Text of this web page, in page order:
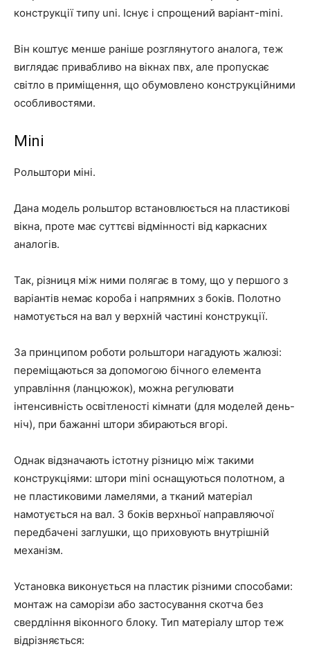
конструкції типу uni. Існує і спрощений варіант-mini.
Він коштує менше раніше розглянутого аналога, теж
виглядає привабливо на вікнах пвх, але пропускає
світло в приміщення, що обумовлено конструкційними
особливостями.
Mini
Рольштори міні.
Дана модель рольштор встановлюється на пластикові
вікна, проте має суттєві відмінності від каркасних
аналогів.
Так, різниця між ними полягає в тому, що у першого з
варіантів немає короба і напрямних з боків. Полотно
намотується на вал у верхній частині конструкції.
За принципом роботи рольштори нагадують жалюзі:
переміщаються за допомогою бічного елемента
управління (ланцюжок), можна регулювати
інтенсивність освітленості кімнати (для моделей день-
ніч), при бажанні штори збираються вгорі.
Однак відзначають істотну різницю між такими
конструкціями: штори mini оснащуються полотном, а
не пластиковими ламелями, а тканий матеріал
намотується на вал. З боків верхньої направляючої
передбачені заглушки, що приховують внутрішній
механізм.
Установка виконується на пластик різними способами:
монтаж на саморізи або застосування скотча без
свердління віконного блоку. Тип матеріалу штор теж
відрізняється: